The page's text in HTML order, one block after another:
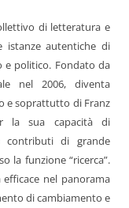
di letteratura e
istanze autentiche di
e politico. Fondato da
nel 2006, diventa
e soprattutto di Franz
la sua capacità di
contributi di grande
la funzione “ricerca”.
nel panorama
di cambiamento e